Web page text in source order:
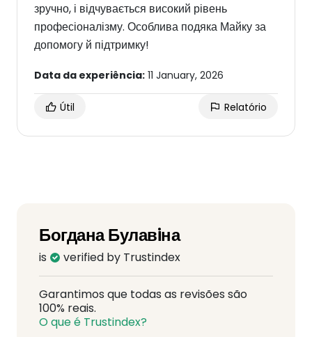
зручно, і відчувається високий рівень
професіоналізму. Особлива подяка Майку за
допомогу й підтримку!
Data da experiência: 11 January, 2026
Útil Relatório
Богдана Булавiна
is verified by Trustindex
Garantimos que todas as revisões são
100% reais.
O que é Trustindex?